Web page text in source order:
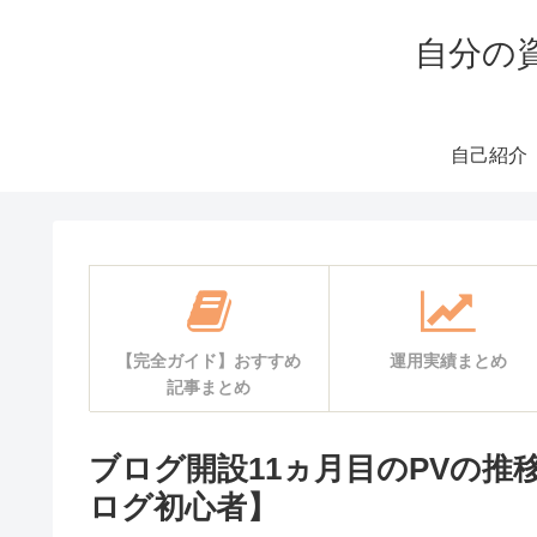
自分の
自己紹介
【完全ガイド】おすすめ
記事まとめ
運用実績まとめ
ブログ開設11ヵ月目のPVの推
ログ初心者】